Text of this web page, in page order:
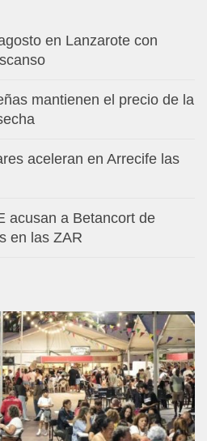
en Lanzarote con
mantienen el precio de la
aceleran en Arrecife las
acusan a Betancort de
en las ZAR